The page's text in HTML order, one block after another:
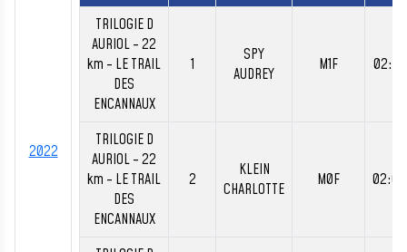
2022
TRILOGIE D
AURIOL - 22
km - LE TRAIL
DES
ENCANNAUX
1
SPY
AUDREY
M1F
TRILOGIE D
AURIOL - 22
km - LE TRAIL
DES
ENCANNAUX
2
KLEIN
CHARLOTTE
M0F